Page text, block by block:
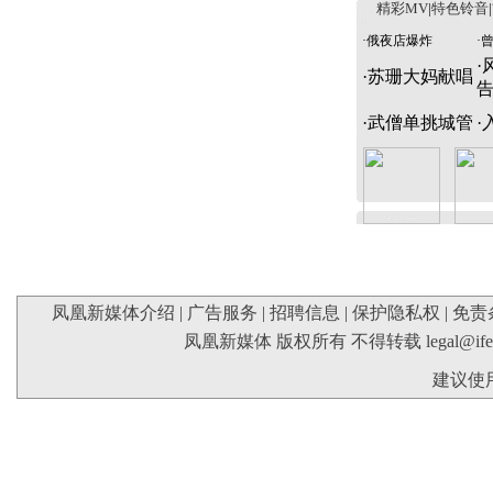
精彩MV 特色铃音
·俄夜店爆炸 ·
·苏珊大妈献唱
·
告
·武僧单挑城管 ·
凤凰新媒体介绍 | 广告服务 | 招聘信息 | 保护隐私权 | 免责
凤凰新媒体 版权所有 不得转载
建议使